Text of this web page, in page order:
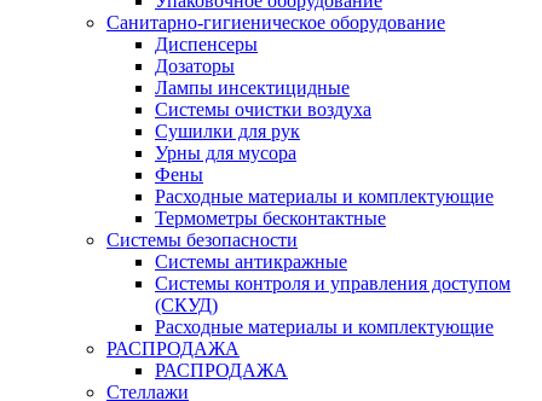
Санитарно-гигиеническое оборудование
Диспенсеры
Дозаторы
Лампы инсектицидные
Системы очистки воздуха
Сушилки для рук
Урны для мусора
Фены
Расходные материалы и комплектующие
Термометры бесконтактные
Системы безопасности
Системы антикражные
Системы контроля и управления доступом
(СКУД)
Расходные материалы и комплектующие
РАСПРОДАЖА
РАСПРОДАЖА
Стеллажи